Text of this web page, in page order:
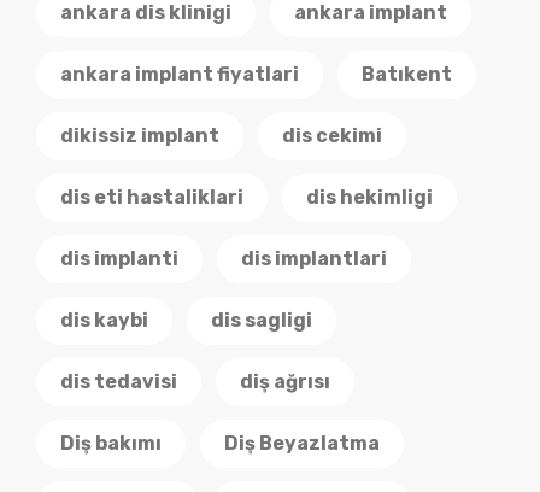
ankara dis klinigi ankara implant
ankara implant fiyatlari Batıkent
dikissiz implant dis cekimi
dis eti hastaliklari dis hekimligi
dis implanti dis implantlari
dis kaybi dis sagligi
dis tedavisi diş ağrısı
Diş bakımı Diş Beyazlatma